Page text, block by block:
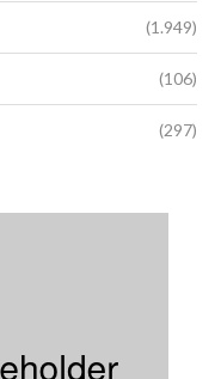
(1.949)
(106)
(297)